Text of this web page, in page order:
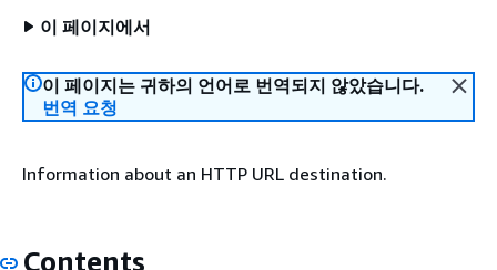
이 페이지에서
이 페이지는 귀하의 언어로 번역되지 않았습니다.
번역 요청
Information about an HTTP URL destination.
Contents